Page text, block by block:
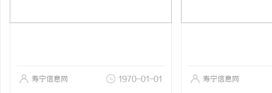
寿宁信息网 1970-01-01 寿宁信息网